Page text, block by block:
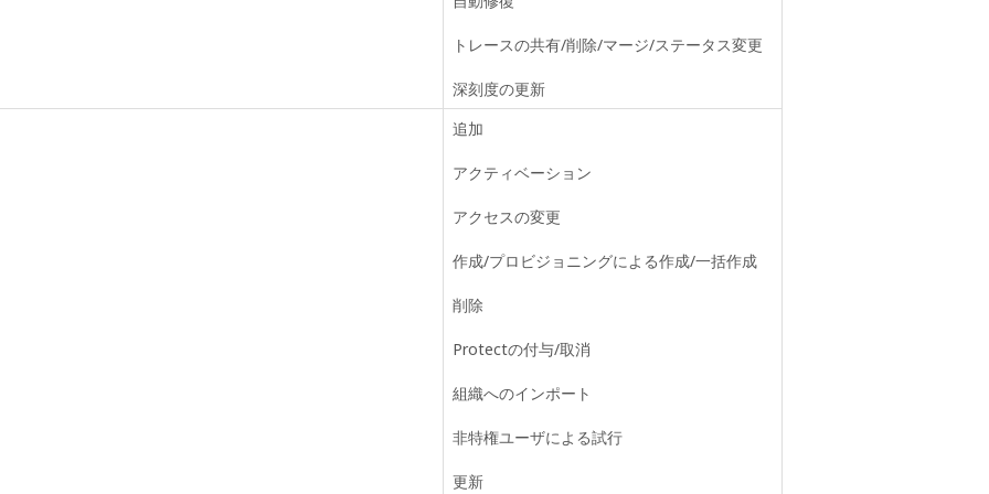
トレースの共有/削除/マージ/ステータス変更
深刻度の更新
追加
アクティベーション
アクセスの変更
作成/プロビジョニングによる作成/一括作成
削除
Protectの付与/取消
組織へのインポート
非特権ユーザによる試行
更新